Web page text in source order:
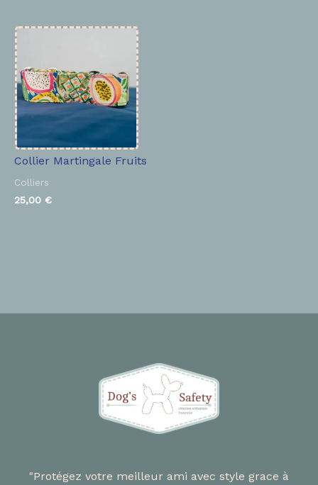
Collier Martingale Fruits
Colliers
25,00 €
"Protégez votre meilleur ami avec style grace à